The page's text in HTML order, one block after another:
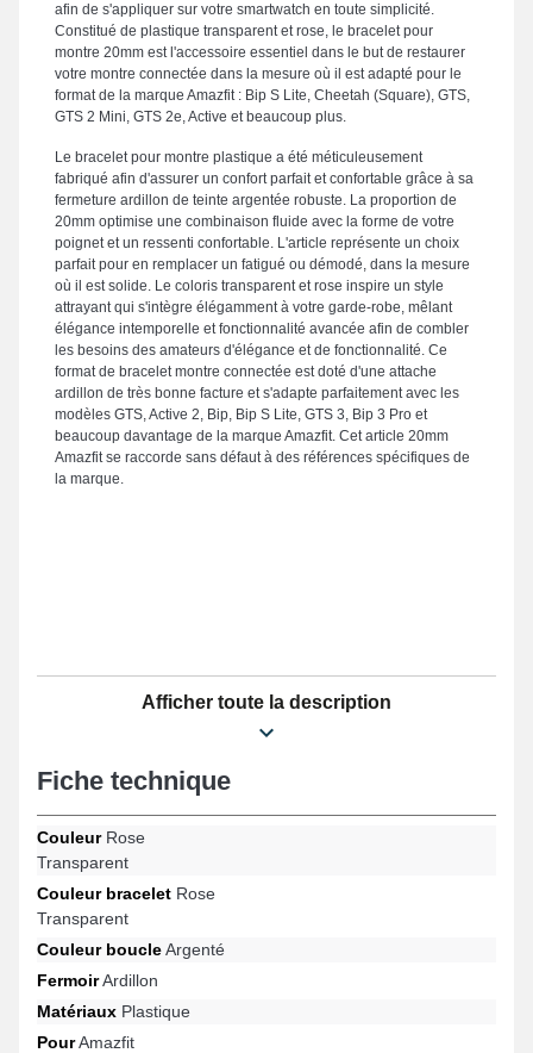
afin de s'appliquer sur votre smartwatch en toute simplicité.
Constitué de plastique transparent et rose, le bracelet pour
montre 20mm est l'accessoire essentiel dans le but de restaurer
votre montre connectée dans la mesure où il est adapté pour le
format de la marque Amazfit : Bip S Lite, Cheetah (Square), GTS,
GTS 2 Mini, GTS 2e, Active et beaucoup plus.
Le bracelet pour montre plastique a été méticuleusement
fabriqué afin d'assurer un confort parfait et confortable grâce à sa
fermeture ardillon de teinte argentée robuste. La proportion de
20mm optimise une combinaison fluide avec la forme de votre
poignet et un ressenti confortable. L'article représente un choix
parfait pour en remplacer un fatigué ou démodé, dans la mesure
où il est solide. Le coloris transparent et rose inspire un style
attrayant qui s'intègre élégamment à votre garde-robe, mêlant
élégance intemporelle et fonctionnalité avancée afin de combler
les besoins des amateurs d'élégance et de fonctionnalité. Ce
format de bracelet montre connectée est doté d'une attache
ardillon de très bonne facture et s'adapte parfaitement avec les
modèles GTS, Active 2, Bip, Bip S Lite, GTS 3, Bip 3 Pro et
beaucoup davantage de la marque Amazfit. Cet article 20mm
Amazfit se raccorde sans défaut à des références spécifiques de
la marque.
Afficher toute la description
Fiche technique
CouleurRose
Transparent
Couleur bracelet Rose
Transparent
Couleur boucleArgenté
FermoirArdillon
Matériaux Plastique
PourAmazfit